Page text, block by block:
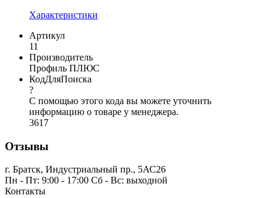
Характеристики
Артикул
11
Производитель
Профиль ПЛЮС
КодДляПоиска
?
С помощью этого кода вы можете уточнить
информацию о товаре у менеджера.
3617
Отзывы
г. Братск, Индустриальный пр., 5АС26
Пн - Пт: 9:00 - 17:00 Сб - Вс: выходной
Контакты